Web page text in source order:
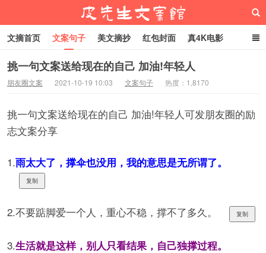
文摘首页 文案句子 美文摘抄 红包封面 真4K电影
网络热梗 恋爱家庭 微信头像
挑一句文案送给现在的自己 加油!年轻人
朋友圈文案 2021-10-19 10:03 文案句子 热度：1,8170
挑一句文案送给现在的自己 加油!年轻人可发朋友圈的励
志文案分享
1.雨太大了，撑伞也没用，我的意思是无所谓了。
复制
2.不要踮脚爱一个人，重心不稳，撑不了多久。 复制
3.生活就是这样，别人只看结果，自己独撑过程。